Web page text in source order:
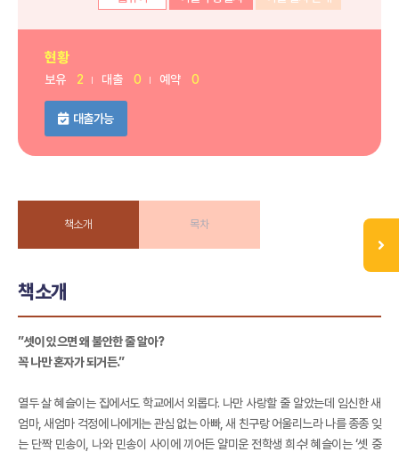
현황
보유 2 대출 0 예약 0
대출가능
책소개 목차
책소개
”셋이 있으면 왜 불안한 줄 알아?
꼭 나만 혼자가 되거든.”
열두 살 혜슬이는 집에서도 학교에서 외롭다. 나만 사랑할 줄 알았는데 임신한 새
엄마, 새엄마 걱정에 나에게는 관심 없는 아빠, 새 친구랑 어울리느라 나를 종종 잊
는 단짝 민송이, 나와 민송이 사이에 끼어든 얄미운 전학생 희수! 혜슬이는 ‘셋 중